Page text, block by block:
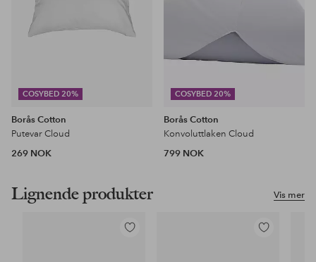
COSYBED 20%
Borås Cotton
Putevar Cloud
269 NOK
COSYBED 20%
Borås Cotton
Konvoluttlaken Cloud
799 NOK
Vis mer
Lignende produkter
Legg
Legg